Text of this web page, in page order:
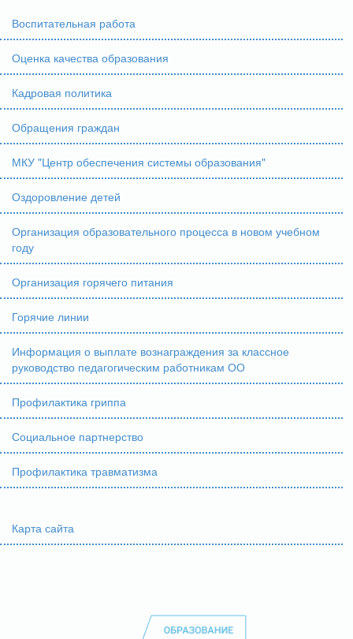
Воспитательная работа
Оценка качества образования
Кадровая политика
Обращения граждан
МКУ "Центр обеспечения системы образования"
Оздоровление детей
Организация образовательного процесса в новом учебном
году
Организация горячего питания
Горячие линии
Информация о выплате вознаграждения за классное
руководство педагогическим работникам ОО
Профилактика гриппа
Социальное партнерство
Профилактика травматизма
Карта сайта